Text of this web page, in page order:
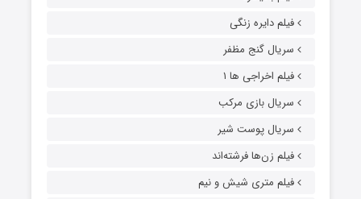
فیلم دایره زنگی
سریال گنج مظفر
فیلم اخراجی ها ۱
سریال بازی مرکب
سریال پوست شیر
فیلم زن‌ها فرشته‌اند
فیلم متری شیش و نیم